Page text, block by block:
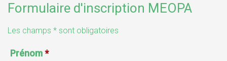
Formulaire d'inscription MEOPA
Les champs * sont obligatoires
Prénom*